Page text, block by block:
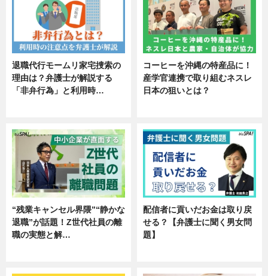
退職代行モームリ家宅捜索の
理由は？弁護士が解説する
「非弁行為」と利用時…
コーヒーを沖縄の特産品に！
産学官連携で取り組むネスレ
日本の狙いとは？
“残業キャンセル界隈”“静かな
退職”が話題！Z世代社員の離
職の実態と解…
配信者に貢いだお金は取り戻
せる？【弁護士に聞く男女問
題】